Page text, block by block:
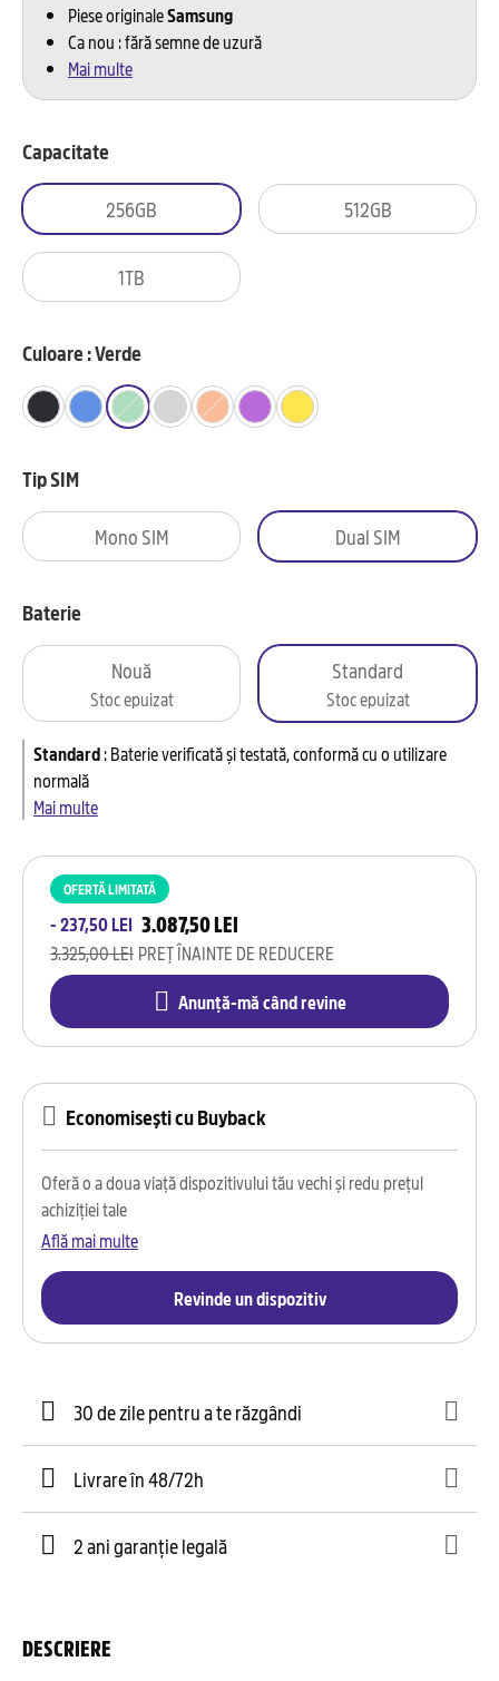
OFERTĂ LIMITATĂ
- 237,50 LEI 3.087,50 LEI
PREȚ ÎNAINTE DE REDUCERE
3.325,00 LEI
Anunță-mă când revine
Piese originaleSamsung
Ca nou : fără semne de uzură
Mai multe
Capacitate
256GB 512GB
1TB
Culoare : Verde
Tip SIM
Mono SIM Dual SIM
Baterie
Nouă
Stoc epuizat
Standard
Stoc epuizat
Standard:Baterie verificată și testată, conformă cu o utilizare
normală
Mai multe
Economisești cu Buyback
Oferă o a doua viață dispozitivului tău vechi și redu prețul
achiziției tale
Află mai multe
Revinde un dispozitiv
30 de zile pentru a te răzgândi
Livrare în 48/72h
2 ani garanție legală
DESCRIERE